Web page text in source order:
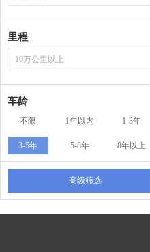
里程
10万公里以上
车龄
不限 1年以内 1-3年
3-5年 5-8年 8年以上
高级筛选